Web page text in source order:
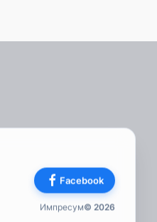
Facebook
Импресум© 2026